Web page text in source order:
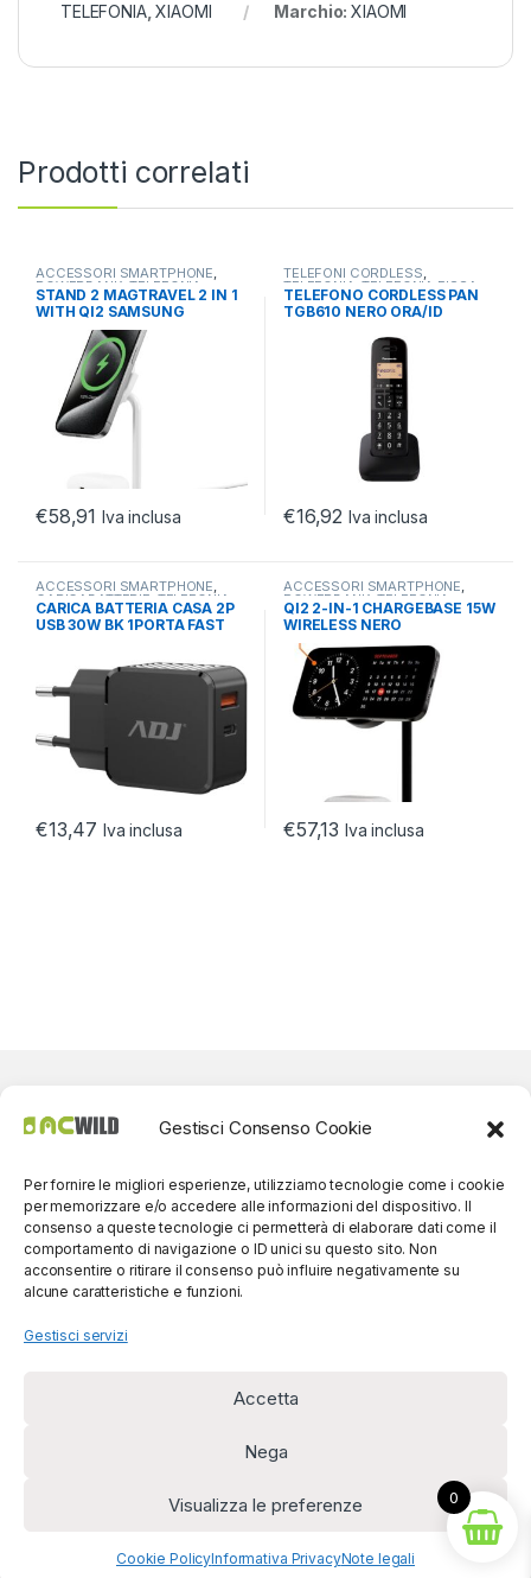
Gestisci Consenso Cookie
Per fornire le migliori esperienze, utilizziamo tecnologie come i cookie
per memorizzare e/o accedere alle informazioni del dispositivo. Il
consenso a queste tecnologie ci permetterà di elaborare dati come il
comportamento di navigazione o ID unici su questo sito. Non
acconsentire o ritirare il consenso può influire negativamente su
alcune caratteristiche e funzioni.
Gestisci servizi
Accetta
Nega
Visualizza le preferenze
Cookie PolicyInformativa PrivacyNote legali
TELEFONIA,XIAOMI Marchio:XIAOMI
Prodotti correlati
ACCESSORI SMARTPHONE,
POWERBANK,TELEFONIA
STAND 2 MAGTRAVEL 2 IN 1
WITH QI2 SAMSUNG
GALAXY CYGNETT
€58,91 Iva inclusa
TELEFONI CORDLESS,
TELEFONIA,TELEFONIA FISSA
TELEFONO CORDLESS PAN
TGB610 NERO ORA/ID
€16,92 Iva inclusa
ACCESSORI SMARTPHONE,
CARICABATTERIE,TELEFONIA
CARICA BATTERIA CASA 2P
USB 30W BK 1PORTA FAST
€13,47 Iva inclusa
ACCESSORI SMARTPHONE,
POWERBANK,TELEFONIA
QI2 2-IN-1 CHARGEBASE 15W
WIRELESS NERO
€57,13 Iva inclusa
(0039) 091
5607514
Diritto di recesso
0